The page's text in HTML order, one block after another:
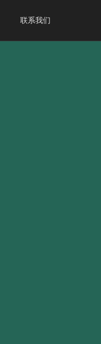
联系我们